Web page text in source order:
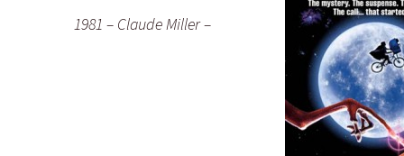
1981 – Claude Miller –